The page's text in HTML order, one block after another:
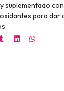
suplementado
para dar